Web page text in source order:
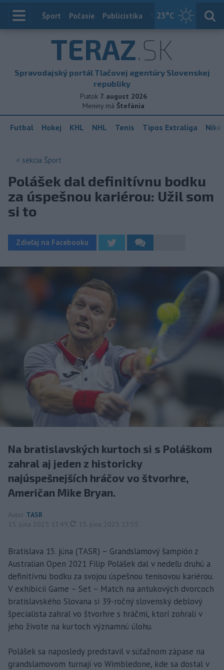
23°C
Index
Šport Počasie Publicistika Slovensko
TERAZ.SK
Spravodajský portál Tlačovej agentúry Slovenskej
republiky
Piatok 7. august 2026
Meniny má Štefánia
Futbal Hokej KHL NHL Tenis Tipos Extraliga
< sekcia Šport
Polášek dal definitívnu bodku
za úspešnou kariérou: Užil som
si to
Zdieľaj na Facebooku
Na bratislavských kurtoch si s Poláškom
zahral aj jeden z historicky
najúspešnejších hráčov vo štvorhre,
Američan Mike Bryan.
Autor TASR
15. júna 2025 13:49
aktualizované
15. júna 2025 13:55
Bratislava 15. júna (TASR) – Grandslamový šampión z
Australian Open 2021 Filip Polášek dal v nedeľu druhú a
definitívnu bodku za svojou úspešnou tenisovou kariérou.
V exhibícii Game – Set – Match na antukových dvorcoch
bratislavského Slovana si 39-ročný slovenský deblový
špecialista zahral vo štvorhre s hráčmi, ktorí zohrali v
jeho živote na kurtoch významnú úlohu.
Polášek sa naposledy predstavil v súťažnom zápase na
grandslamovom turnaji vo Wimbledone, kde sa dostal v